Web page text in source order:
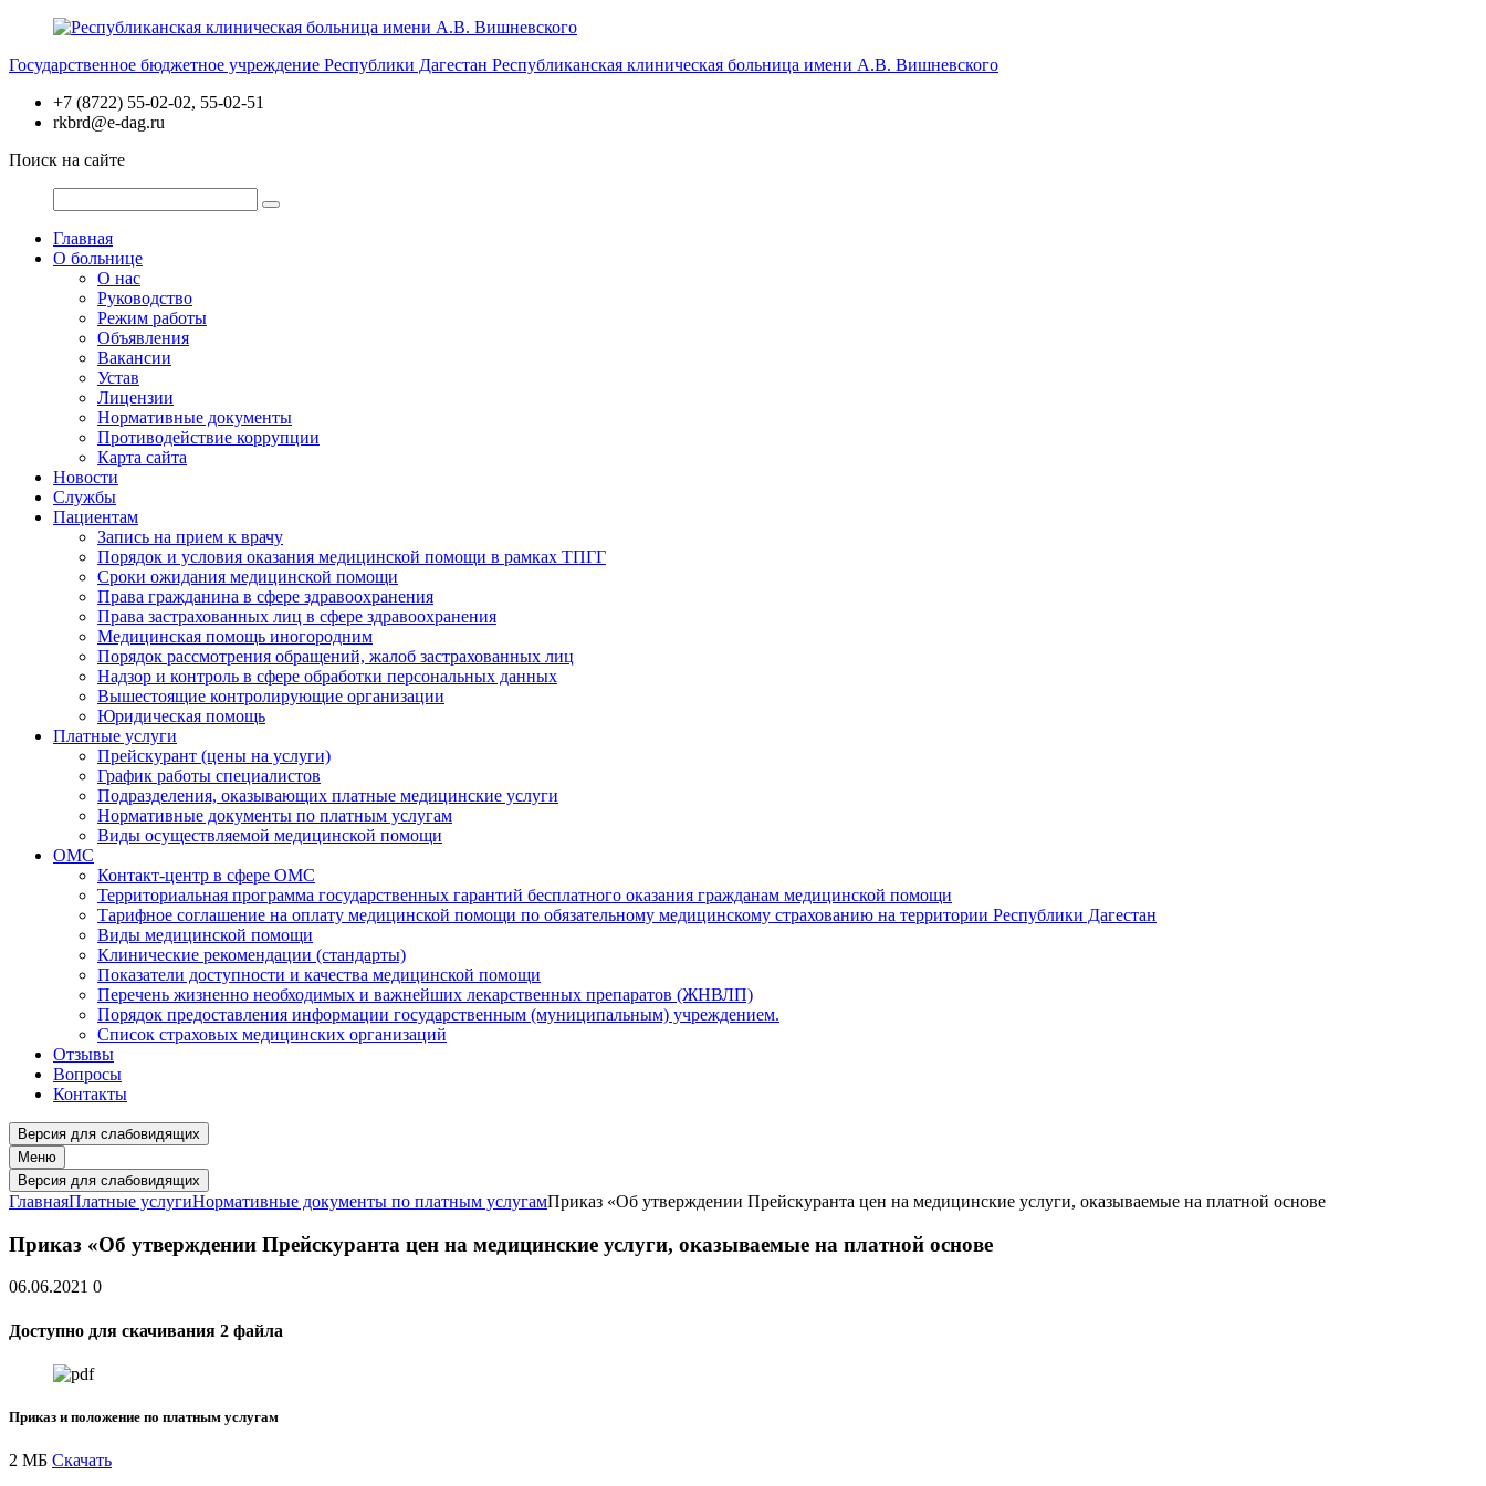
Перейти
содержимому
Государственное бюджетное учреждение Республики Дагестан Республиканская клиническая больница имени А.В. Вишневского
+7 (8722) 55-02-02, 55-02-51
rkbrd@e-dag.ru
Поиск на сайте
Главная
О больнице
О нас
Руководство
Режим работы
Объявления
Вакансии
Устав
Лицензии
Нормативные документы
Противодействие коррупции
Карта сайта
Новости
Службы
Пациентам
Запись на прием к врачу
Порядок и условия оказания медицинской помощи в рамках ТПГГ
Сроки ожидания медицинской помощи
Права гражданина в сфере здравоохранения
Права застрахованных лиц в сфере здравоохранения
Медицинская помощь иногородним
Порядок рассмотрения обращений, жалоб застрахованных лиц
Надзор и контроль в сфере обработки персональных данных
Вышестоящие контролирующие организации
Юридическая помощь
Платные услуги
Прейскурант (цены на услуги)
График работы специалистов
Подразделения, оказывающих платные медицинские услуги
Нормативные документы по платным услугам
Виды осуществляемой медицинской помощи
ОМС
Контакт-центр в сфере ОМС
Территориальная программа государственных гарантий бесплатного оказания гражданам медицинской помощи
Тарифное соглашение на оплату медицинской помощи по обязательному медицинскому страхованию на территории Республики Дагестан
Виды медицинской помощи
Клинические рекомендации (стандарты)
Показатели доступности и качества медицинской помощи
Перечень жизненно необходимых и важнейших лекарственных препаратов (ЖНВЛП)
Порядок предоставления информации государственным (муниципальным) учреждением.
Список страховых медицинских организаций
Отзывы
Вопросы
Контакты
Версия для слабовидящих
Меню
Версия для слабовидящих
ГлавнаяПлатные услугиНормативные документы по платным услугамПриказ «Об утверждении Прейскуранта цен на медицинские услуги, оказываемые на платной основе
Приказ «Об утверждении Прейскуранта цен на медицинские услуги, оказываемые на платной основе
06.06.2021 0
Доступно для скачивания 2 файла
Приказ и положение по платным услугам
2 МБ Скачать